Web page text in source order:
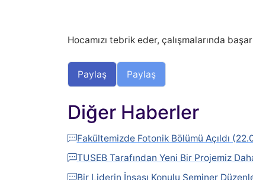
Hocamızı tebrik eder, çalışmalarında
Paylaş Paylaş
Diğer Haberler
Fakültemizde Fotonik Bölümü Açıldı
TUSEB Tarafından Yeni Bir Projemiz
Bir Liderin İnşası Konulu Seminer